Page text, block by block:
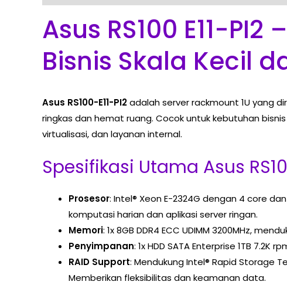
Asus RS100 E11-
Bisnis Skala Kecil
Asus RS100-E11-PI2adalah server rackmount 1U yang
ringkas dan hemat ruang. Cocok untuk kebutuhan
virtualisasi, dan layanan internal.
Spesifikasi Utama Asus
Prosesor: Intel® Xeon E-2324G dengan 4 core
komputasi harian dan aplikasi server ringan.
Memori: 1x 8GB DDR4 ECC UDIMM 3200MHz,
Penyimpanan: 1x HDD SATA Enterprise 1TB
RAID Support: Mendukung Intel® Rapid Storage
Memberikan fleksibilitas dan keamanan data.